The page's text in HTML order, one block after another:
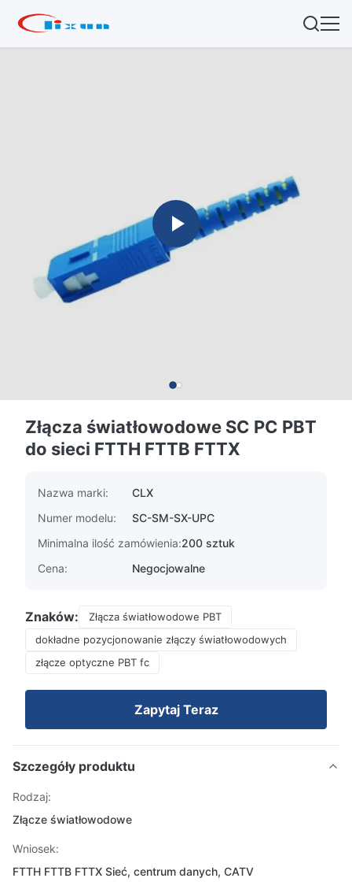
Złącza światłowodowe SC PC PBT
do sieci FTTH FTTB FTTX
Nazwa marki:
CLX
Numer modelu:
SC-SM-SX-UPC
Minimalna ilość zamówienia:200 sztuk
Cena:
Negocjowalne
Znaków:
Złącza światłowodowe PBT
dokładne pozycjonowanie złączy światłowodowych
złącze optyczne PBT fc
Zapytaj Teraz
Szczegóły produktu
Rodzaj:
Złącze światłowodowe
Wniosek:
FTTH FTTB FTTX Sieć, centrum danych, CATV